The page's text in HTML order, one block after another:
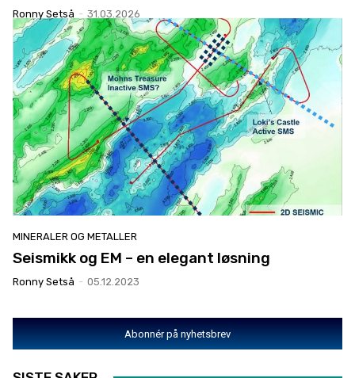
Ronny Setså - 31.03.2026
MINERALER OG METALLER
Seismikk og EM – en elegant løsning
Ronny Setså - 05.12.2023
Abonnér på nyhetsbrev